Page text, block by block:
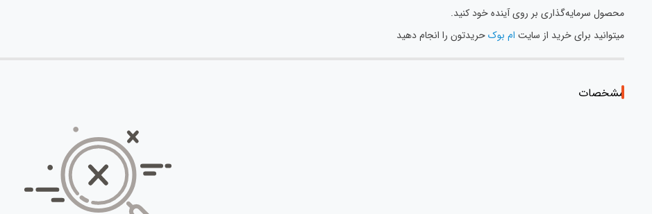
محصول سرمایه‌گذاری بر روی آینده خود کنید.
میتوانید برای خرید از سایت ام بوکحریدتون را انجام دهید
مشخصات